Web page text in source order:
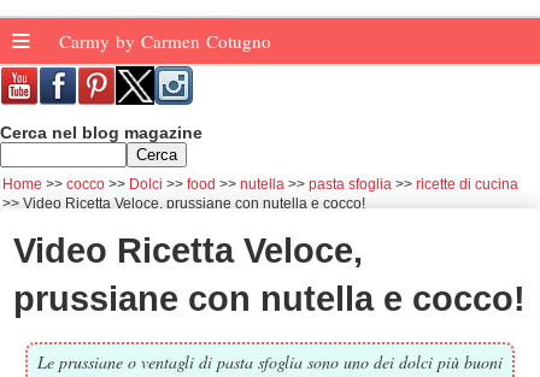
≡ Carmy by Carmen Cotugno
Cerca nel blog magazine
Home cocco Dolci food nutella pasta sfoglia
ricette di cucina
Video Ricetta Veloce, prussiane con nutella e cocco!
Video Ricetta Veloce,
prussiane con nutella e cocco!
Le prussiane o ventagli di pasta sfoglia sono uno dei dolci più buoni